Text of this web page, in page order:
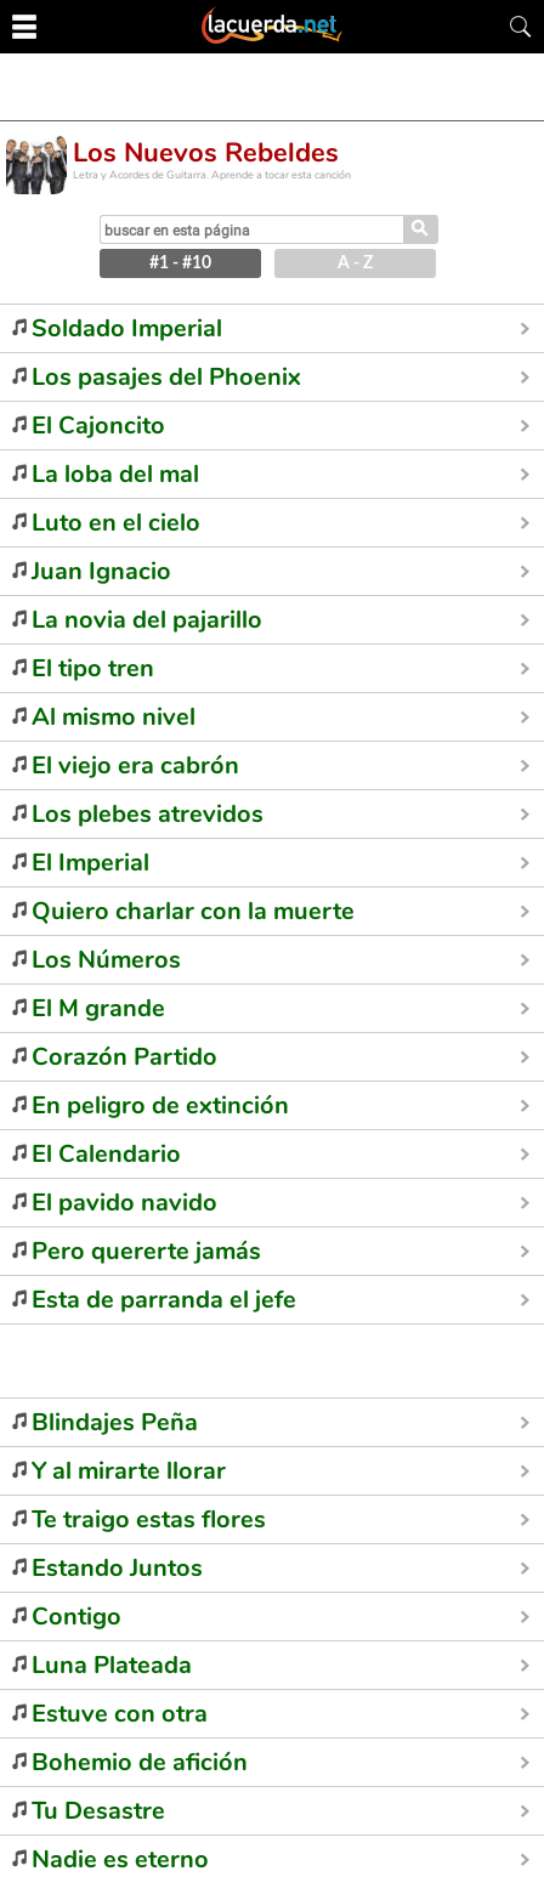
Los Nuevos Rebeldes
Letra y Acordes de Guitarra. Aprende a tocar esta canción
⚲
#1 - #10 A - Z
Soldado Imperial
Los pasajes del Phoenix
El Cajoncito
La loba del mal
Luto en el cielo
Juan Ignacio
La novia del pajarillo
El tipo tren
Al mismo nivel
El viejo era cabrón
Los plebes atrevidos
El Imperial
Quiero charlar con la muerte
Los Números
El M grande
Corazón Partido
En peligro de extinción
El Calendario
El pavido navido
Pero quererte jamás
Esta de parranda el jefe
Blindajes Peña
Y al mirarte llorar
Te traigo estas flores
Estando Juntos
Contigo
Luna Plateada
Estuve con otra
Bohemio de afición
Tu Desastre
Nadie es eterno